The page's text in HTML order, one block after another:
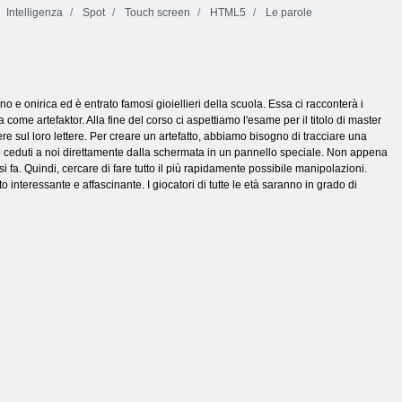
Intelligenza Spot Touch screen HTML5 Le parole
e onirica ed è entrato famosi gioiellieri della scuola. Essa ci racconterà i
artefaktor. Alla fine del corso ci aspettiamo l'esame per il titolo di master
sul loro lettere. Per creare un artefatto, abbiamo bisogno di tracciare una
a noi direttamente dalla schermata in un pannello speciale. Non appena
fa. Quindi, cercare di fare tutto il più rapidamente possibile manipolazioni.
interessante e affascinante. I giocatori di tutte le età saranno in grado di